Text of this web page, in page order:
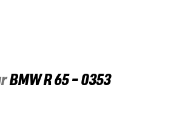
BMWR 65 - 0353